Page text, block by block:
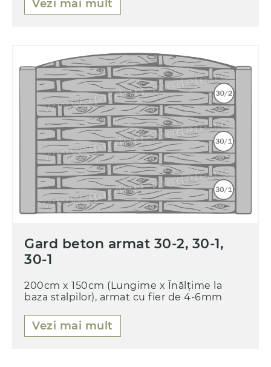
Vezi mai mult
Gard beton armat 30-2, 30-1,
30-1
200cm x 150cm (Lungime x Înălțime la
baza stalpilor), armat cu fier de 4-6mm
Vezi mai mult